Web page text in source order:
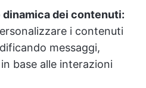
dei contenuti:
i contenuti
messaggi,
base alle interazioni